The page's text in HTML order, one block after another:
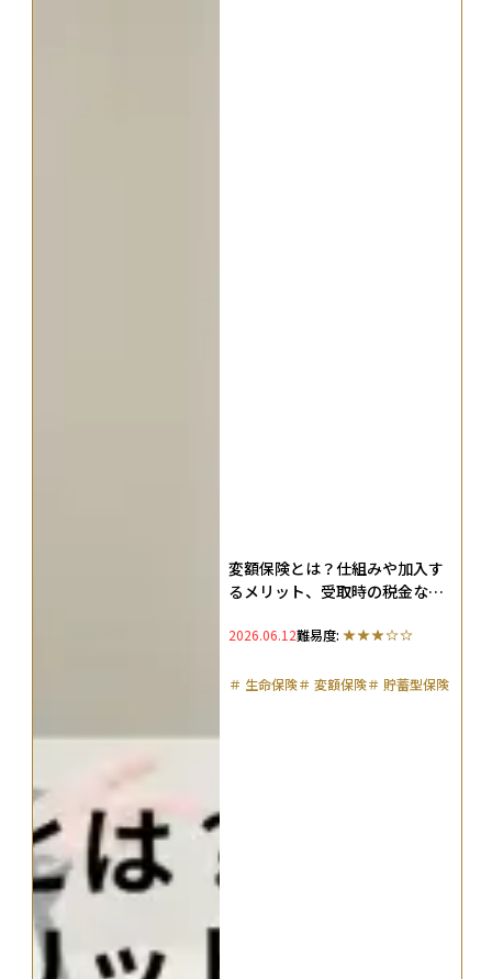
変額保険とは？仕組みや加入す
るメリット、受取時の税金など
2026.06.12難易度:
＃ 生命保険＃ 変額保険＃ 貯蓄型保険